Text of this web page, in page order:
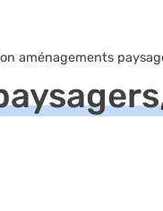
aménagements